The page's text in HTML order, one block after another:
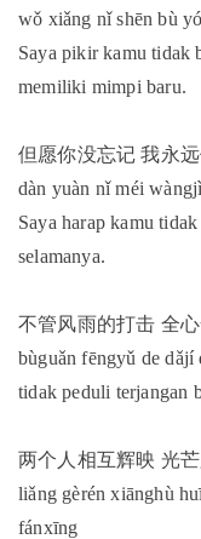
wǒ xiǎng nǐ shēn bù
Saya pikir kamu tidak
memiliki mimpi baru.
但愿你没忘记 我永
dàn yuàn nǐ méi
Saya harap kamu
selamanya.
不管风雨的打击 全
bùguǎn fēngyǔ de
tidak peduli terjangan
两个人相互辉映 光
liǎng gèrén xiānghù
fánxīng